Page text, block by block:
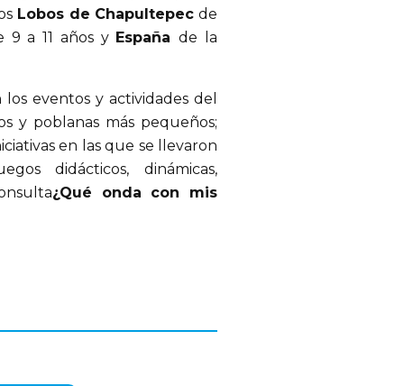
Lobos de Chapultepec de
a 11 años y Españade la
eventos y actividades del
y poblanas más pequeños;
en las que se llevaron
didácticos, dinámicas,
¿Qué onda con mis